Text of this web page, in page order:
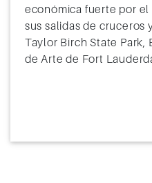
económica fuerte por
sus salidas de cruceros
Taylor Birch State Park,
de Arte de Fort